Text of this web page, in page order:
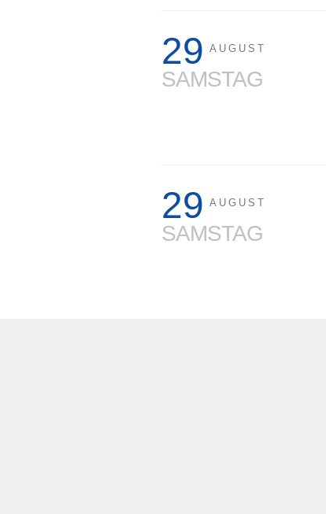
29 AUGUST
SAMSTAG
29 AUGUST
SAMSTAG